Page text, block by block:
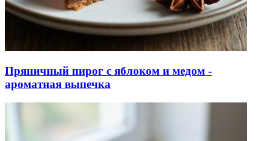
Пряничный пирог с яблоком и медом -
ароматная выпечка